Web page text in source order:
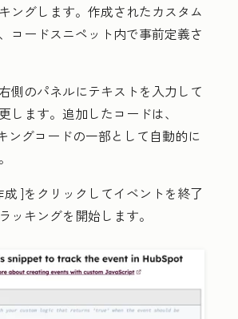
ングします。作成されたカスタム
コードスニペット内で事前定義さ
側のパネルにテキストを入力して
します。追加したコードは、
ングコードの一部として自動的に
成 ]をクリックしてイベントを終了
ッキングを開始します。